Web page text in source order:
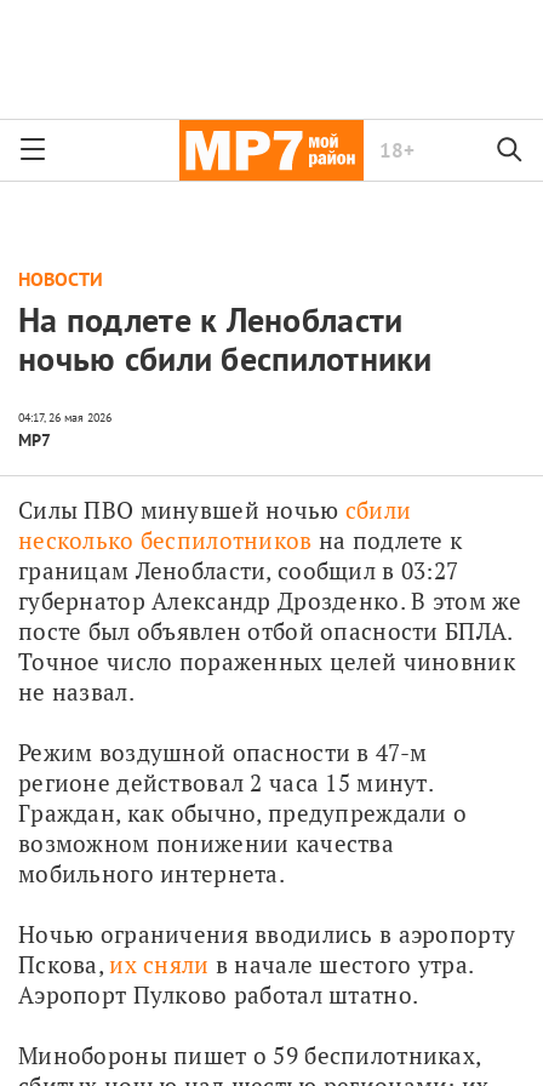
18+
НОВОСТИ
На подлете к Ленобласти
ночью сбили беспилотники
МР7
Силы ПВО минувшей ночью сбили
несколько беспилотников на подлете к
границам Ленобласти, сообщил в 03:27
губернатор Александр Дрозденко. В этом же
посте был объявлен отбой опасности БПЛА.
Точное число пораженных целей чиновник
не назвал.
Режим воздушной опасности в 47-м
регионе действовал 2 часа 15 минут.
Граждан, как обычно, предупреждали о
возможном понижении качества
мобильного интернета.
Ночью ограничения вводились в аэропорту
Пскова, их сняли в начале шестого утра.
Аэропорт Пулково работал штатно.
Минобороны пишет о 59 беспилотниках,